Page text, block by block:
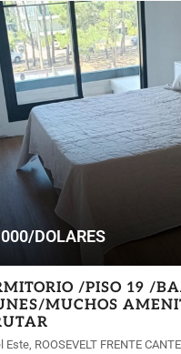
DOLARES
/PISO 19 /
MUCHOS
Este, ROOSEVELT FRENTE